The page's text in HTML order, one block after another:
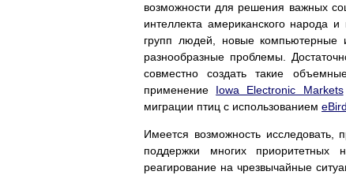
возможности для решения важных
интеллекта американского народа
групп людей, новые компьютерные
разнообразные проблемы.
совместно создать такие
применение Iowa Electronic Markets
миграции птиц с использованием eBird
Имеется возможность исследовать,
поддержки многих приоритетных
реагирование на чрезвычайные